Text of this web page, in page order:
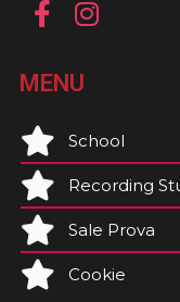
MENU
School
Recording
Sale Prova
Cookie